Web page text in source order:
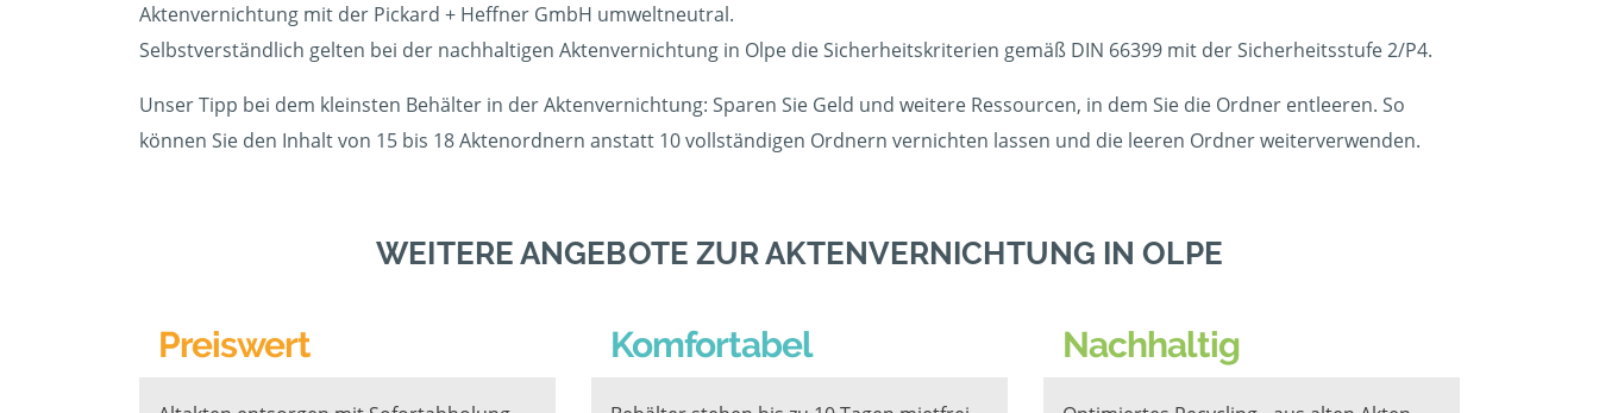
Aktenvernichtung mit der Pickard + Heffner GmbH umweltneutral.
Selbstverständlich gelten bei der nachhaltigen Aktenvernichtung in Olpe die Sicherheitskriterien gemäß DIN 66399 mit der Sicherheitsstufe 2/P4.
Unser Tipp bei dem kleinsten Behälter in der Aktenvernichtung: Sparen Sie Geld und weitere Ressourcen, in dem Sie die Ordner entleeren. So
können Sie den Inhalt von 15 bis 18 Aktenordnern anstatt 10 vollständigen Ordnern vernichten lassen und die leeren Ordner weiterverwenden.
WEITERE ANGEBOTE ZUR AKTENVERNICHTUNG IN OLPE
Preiswert Komfortabel Nachhaltig